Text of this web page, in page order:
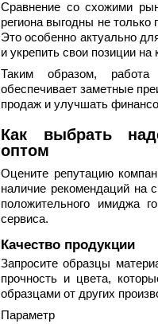
Сравнение со схожими
региона выгодны не только
Это особенно актуально
и укрепить свои позиции на
Таким образом,
обеспечивает заметные
продаж и улучшать
Как выбрать
оптом
Оцените репутацию
наличие рекомендаций на
положительного имиджа
сервиса.
Качество продукции
Запросите образцы
прочность и цвета,
образцами от других
Параметр